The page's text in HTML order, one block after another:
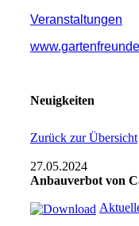
Veranstaltungen
Neuigkeiten
Zurück zur Übersicht
27.05.2024
Anbauverbot von